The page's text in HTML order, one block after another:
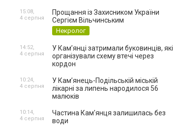
Прощання із Захисником України
Сергієм Вільчинським
Некролог
15:08,
4 серпня
У Кам’янці затримали буковинців, які
організували схему втечі через
кордон
14:52,
4 серпня
У Кам’янець-Подільській міській
лікарні за липень народилося 56
малюків
10:24,
4 серпня
Частина Кам'янця залишилась без
води
10:14,
4 серпня